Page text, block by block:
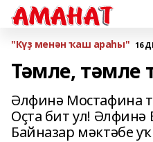
"Күҙ менән ҡаш араһы" 16
Тәмле, тәмле
Әлфинә Мостафина
Оҫта бит ул!
Байназар мәктәбе